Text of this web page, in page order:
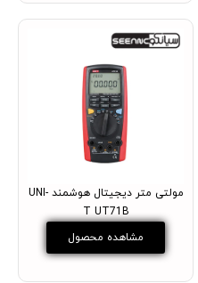
مولتی متر دیجیتال هوشمند UNI-
T UT71B
مشاهده محصول